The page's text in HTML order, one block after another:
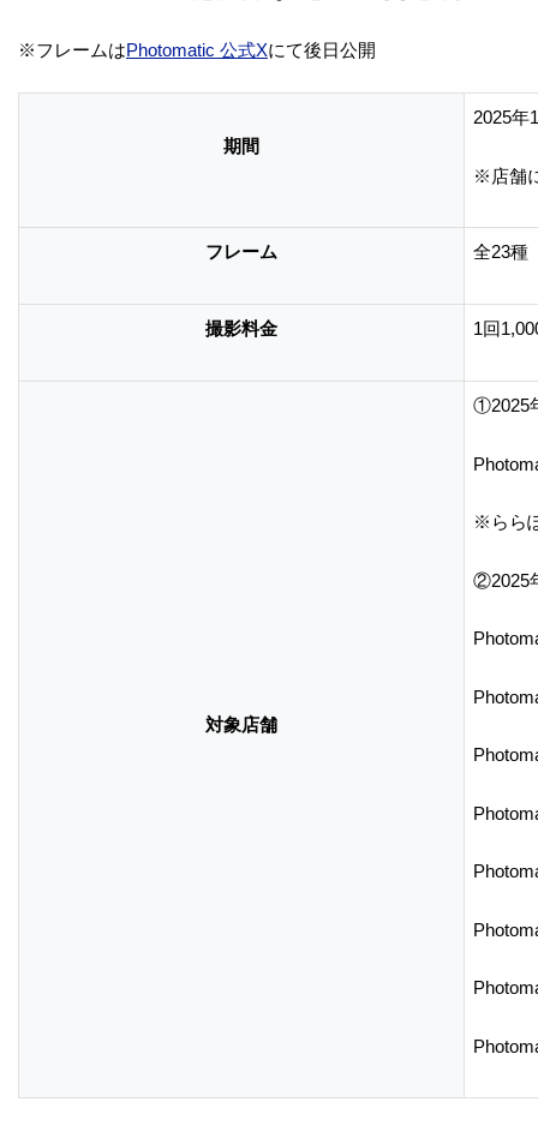
※フレームはPhotomatic 公式Xにて後日公開
期間
2025年
※店舗
フレーム 全23種
撮影料金 1回
対象店舗
①2025
※らら
②2025